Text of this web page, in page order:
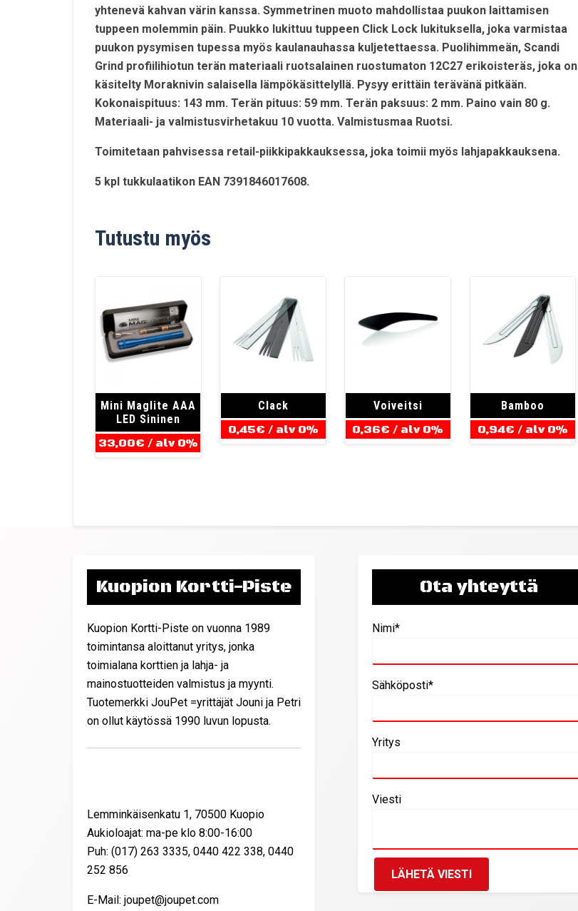
yhtenevä kahvan värin kanssa. Symmetrinen muoto mahdollistaa puukon laittamisen
tuppeen molemmin päin. Puukko lukittuu tuppeen Click Lock lukituksella, joka varmistaa
puukon pysymisen tupessa myös kaulanauhassa kuljetettaessa. Puolihimmeän, Scandi
Grind profiilihiotun terän materiaali ruotsalainen ruostumaton 12C27 erikoisteräs, joka on
käsitelty Moraknivin salaisella lämpökäsittelyllä. Pysyy erittäin terävänä pitkään.
Kokonaispituus: 143 mm. Terän pituus: 59 mm. Terän paksuus: 2 mm. Paino vain 80 g.
Materiaali- ja valmistusvirhetakuu 10 vuotta. Valmistusmaa Ruotsi.
Toimitetaan pahvisessa retail-piikkipakkauksessa, joka toimii myös lahjapakkauksena.
5 kpl tukkulaatikon EAN 7391846017608.
Tutustu myös
Mini Maglite AAA
LED Sininen
33,00€ / alv 0%
Clack
0,45€ / alv 0%
Voiveitsi
0,36€ / alv 0%
Bamboo
0,94€ / alv 0%
Kuopion Kortti-Piste
Kuopion Kortti-Piste on vuonna 1989
toimintansa aloittanut yritys, jonka
toimialana korttien ja lahja- ja
mainostuotteiden valmistus ja myynti.
Tuotemerkki JouPet =yrittäjät Jouni ja Petri
on ollut käytössä 1990 luvun lopusta.
Lemminkäisenkatu 1, 70500 Kuopio
Aukioloajat: ma-pe klo 8:00-16:00
Puh: (017) 263 3335, 0440 422 338, 0440
252 856
E-Mail: joupet@joupet.com
Ota yhteyttä
Nimi*
Sähköposti*
Yritys
Viesti